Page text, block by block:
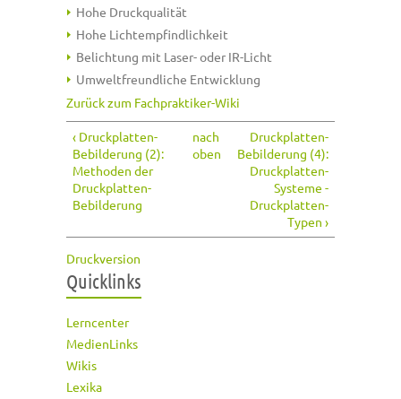
Hohe Druckqualität
Hohe Lichtempfindlichkeit
Belichtung mit Laser- oder IR-Licht
Umweltfreundliche Entwicklung
Zurück zum Fachpraktiker-Wiki
‹ Druckplatten-
Bebilderung (2):
Methoden der
Druckplatten-
Bebilderung
nach
oben
Druckplatten-
Bebilderung (4):
Druckplatten-
Systeme -
Druckplatten-
Typen ›
Druckversion
Quicklinks
Lerncenter
MedienLinks
Wikis
Lexika